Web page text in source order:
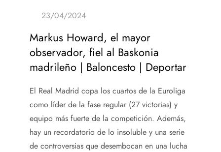
Markus Howard, el mayor
observador, fiel al Baskonia
madrileño | Baloncesto | Deportar
El Real Madrid copa los cuartos de la Euroliga
como líder de la fase regular (27 victorias) y
equipo más fuerte de la competición. Además,
hay un recordatorio de lo insoluble y una serie
de controversias que desembocan en una lucha